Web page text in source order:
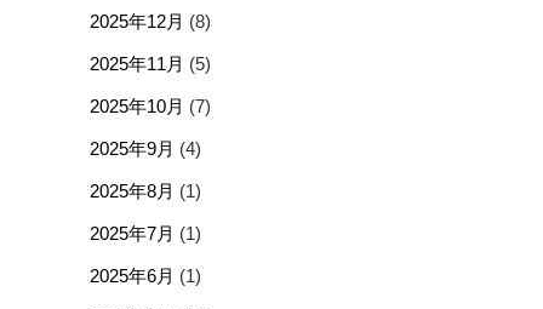
2025年12月 (8)
2025年11月 (5)
2025年10月 (7)
2025年9月 (4)
2025年8月 (1)
2025年7月 (1)
2025年6月 (1)